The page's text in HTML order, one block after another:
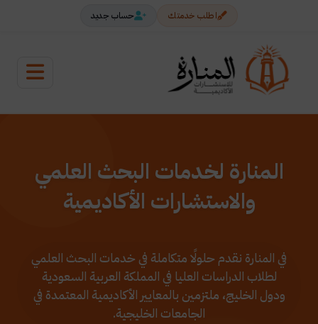
اطلب خدمتك حساب جديد
المنارة لخدمات البحث العلمي
والاستشارات الأكاديمية
في المنارة نقدم حلولًا متكاملة في خدمات البحث العلمي
لطلاب الدراسات العليا في المملكة العربية السعودية
ودول الخليج، ملتزمين بالمعايير الأكاديمية المعتمدة في
الجامعات الخليجية.